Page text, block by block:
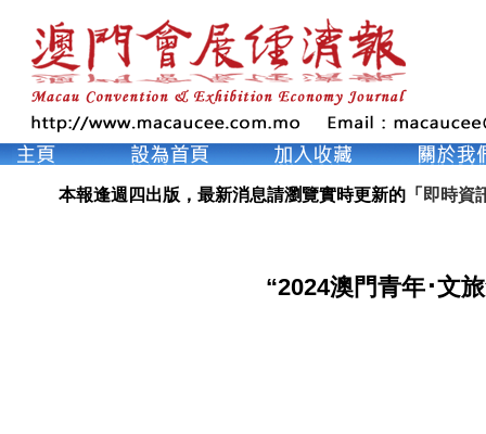
本報逢週四出版，最新消息請瀏覽實時更新的「 即時資
“2024澳門青年･文